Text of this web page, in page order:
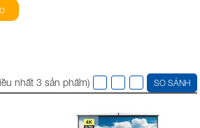
nhất 3 sản phẩm) SO SÁNH